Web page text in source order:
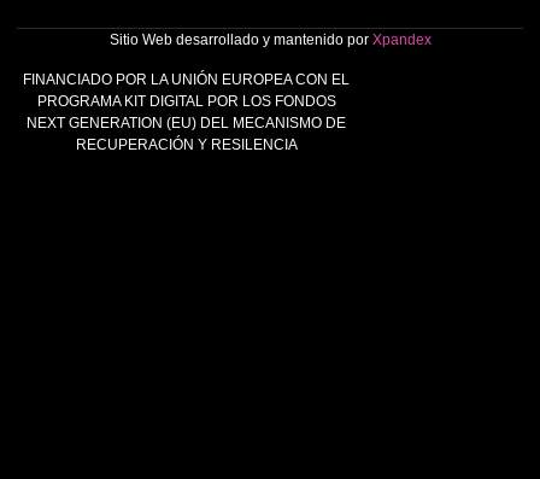
Sitio Web desarrollado y mantenido por Xpandex
FINANCIADO POR LA UNIÓN EUROPEA CON EL
PROGRAMA KIT DIGITAL POR LOS FONDOS
NEXT GENERATION (EU) DEL MECANISMO DE
RECUPERACIÓN Y RESILENCIA